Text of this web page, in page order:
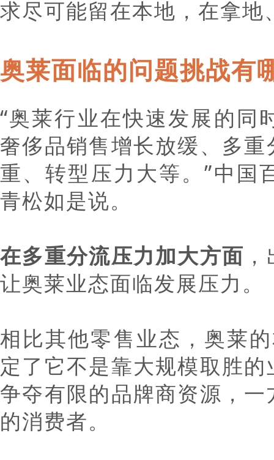
求尽可能留在本地，在拿
奥莱面临的问题挑战有
“奥莱行业在快速发展的同
奢侈品销售增长放缓、多
重、转型压力大等。”中国
青松如是说。
在多重分流压力加大方面
让奥莱业态面临发展压力。
相比其他零售业态，奥莱
定了它不是靠大规模取胜
争夺有限的品牌商资源，
的消费者。